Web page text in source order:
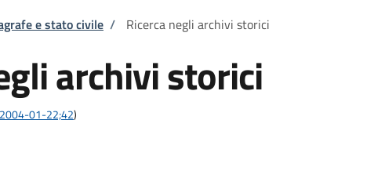
e stato civile / Ricerca negli archivi storici
archivi storici
01-22;42)